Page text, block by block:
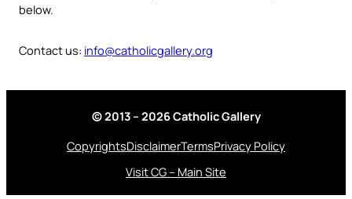
below.
Contact us: info@catholicgallery.org
© 2013 – 2026 Catholic Gallery
CopyrightsDisclaimerTermsPrivacy Policy
Visit CG – Main Site